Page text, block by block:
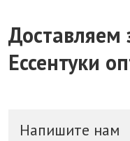
Доставляем
Ессентуки
Напишите нам